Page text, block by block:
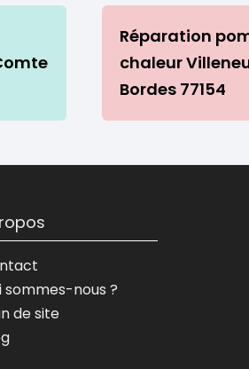
Réparation
chaleur
Bordes 77154
sommes-nous ?
de site